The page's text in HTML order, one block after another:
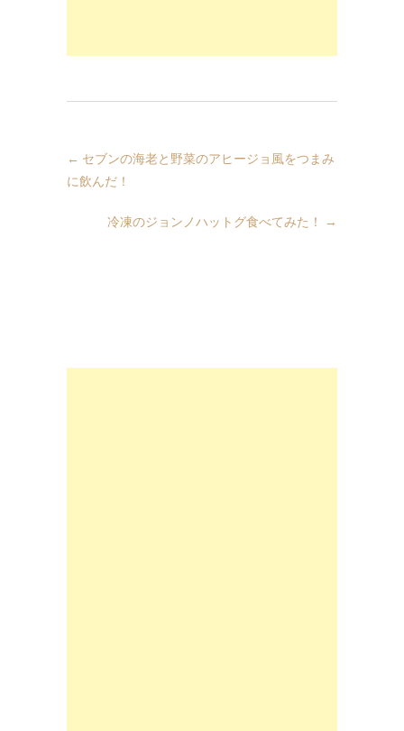
← セブンの海老と野菜のアヒージョ風をつまみ
に飲んだ！
冷凍のジョンノハットグ食べてみた！ →